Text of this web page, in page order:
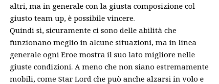
altri, ma in generale con la giusta composizione col
giusto team up, è possibile vincere.
Quindi sì, sicuramente ci sono delle abilità che
funzionano meglio in alcune situazioni, ma in linea
generale ogni Eroe mostra il suo lato migliore nelle
giuste condizioni. A meno che non siano estremamente
mobili, come Star Lord che può anche alzarsi in volo e